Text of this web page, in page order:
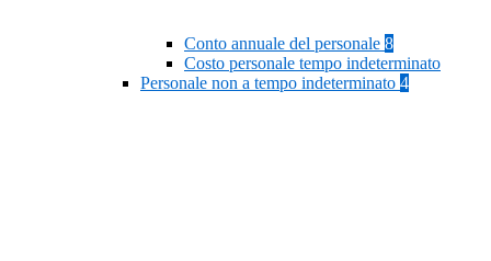
Conto annuale del personale 8
Costo personale tempo indeterminato
Personale non a tempo indeterminato 4